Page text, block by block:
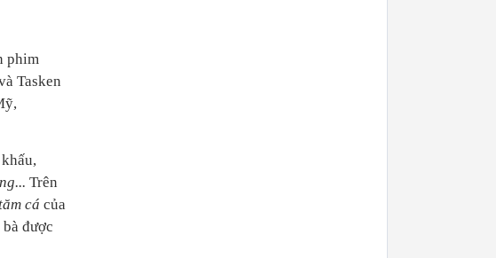
phim
Tasken
Trên
cá của
được